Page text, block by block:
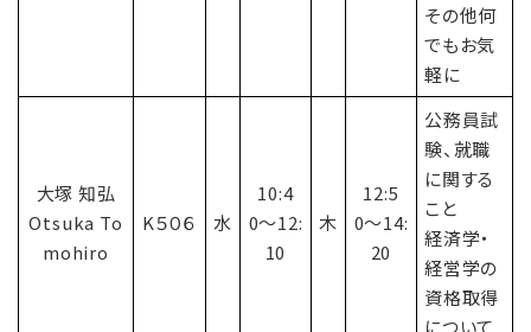
その他何
でもお気
軽に
大塚 知弘
Otsuka To
mohiro
K５０６ 水
10:4
0〜12:
10
木
12:5
0〜14:
20
公務員試
験、就職
に関する
こと
経済学・
経営学の
資格取得
について